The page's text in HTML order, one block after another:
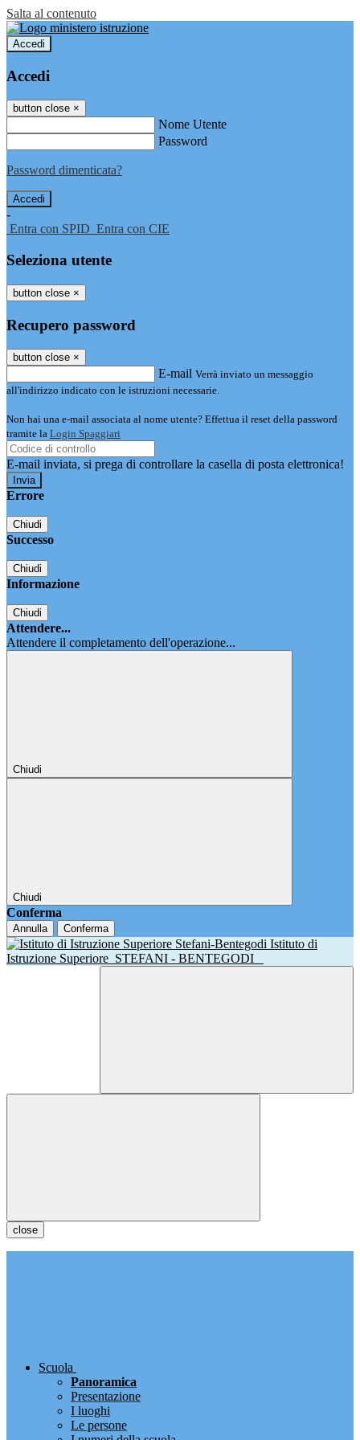
Salta al contenuto
Accedi
Accedi
button close ×
Nome Utente
Password
Password dimenticata?
-
Entra con SPID Entra con CIE
Seleziona utente
button close ×
Recupero password
button close ×
E-mail Verrà inviato un messaggio
all'indirizzo indicato con le istruzioni necessarie.
Non hai una e-mail associata al nome utente? Effettua il reset della password
tramite la Login Spaggiari
E-mail inviata, si prega di controllare la casella di posta elettronica!
Errore
Chiudi
Successo
Chiudi
Informazione
Chiudi
Attendere...
Attendere il completamento dell'operazione...
Chiudi
Chiudi
Conferma
Annulla Conferma
Istituto di
Istruzione Superiore STEFANI - BENTEGODI
close
Scuola
Panoramica
Presentazione
I luoghi
Le persone